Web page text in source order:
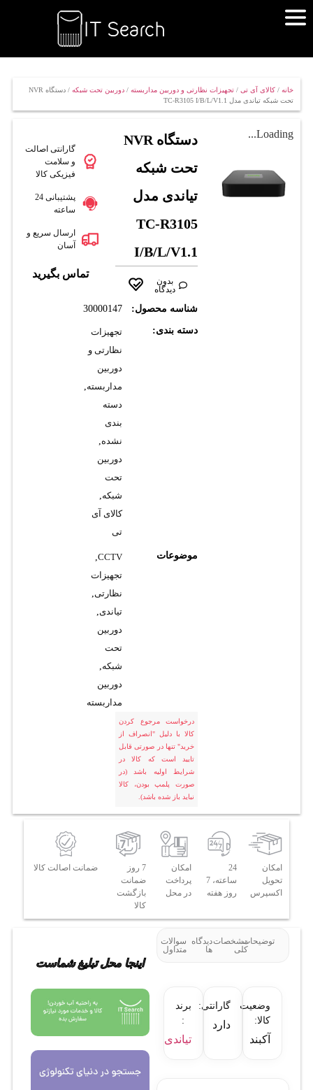
خانه/ کالای آی تی/ تجهیزات نظارتی و دوربین مداربسته/ دوربین تحت شبکه
/ دستگاه NVR
تحت شبکه تیاندی مدل TC-R3105 I/B/L/V1.1
Loading...
دستگاه NVR
تحت شبکه
تیاندی مدل
TC-R3105
I/B/L/V1.1
بدون
دیدگاه
شناسه محصول: 30000147
دسته بندی:
تجهیزات
نظارتی و
دوربین
مداربسته,
دسته
بندی
نشده,
دوربین
تحت
شبکه,
کالای آی
تی
موضوعات CCTV
,
تجهیزات
نظارتی,
تیاندی,
دوربین
تحت
شبکه,
دوربین
مداربسته
درخواست مرجوع کردن
کالا با دلیل "انصراف از
خرید" تنها در صورتی قابل
تایید است که کالا در
شرایط اولیه باشد (در
صورت پلمپ بودن، کالا
نباید باز شده باشد).
گارانتی اصالت
و سلامت
فیزیکی کالا
پشتیبانی 24
ساعته
ارسال سریع و
آسان
تماس بگیرید
امکان
تحویل
اکسپرس
24
ساعته، 7
روز هفته
امکان
پرداخت
در محل
7 روز
ضمانت
بازگشت
کالا
ضمانت اصالت کالا
توضیحاتمشخصات
کلی
دیدگاه
ها
سوالات
متداول
وضعیت
کالا:
آکبند
گارانتی:
دارد
برند
:
تیاندی
اینجا محل تبلیغ شماست